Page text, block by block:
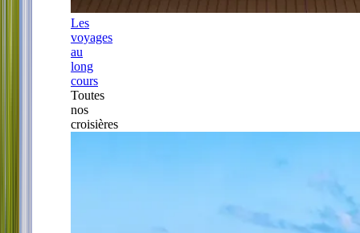
Les
voyages
au
long
cours
Toutes
nos
croisières